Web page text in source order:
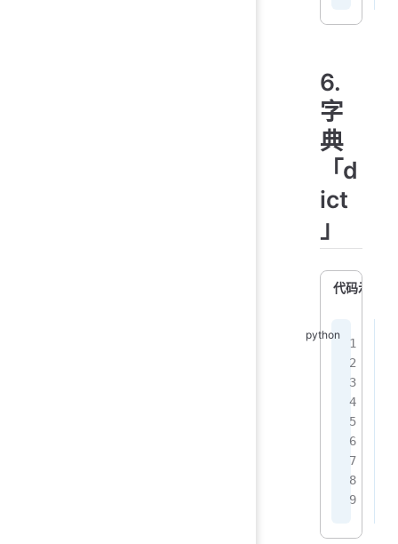
6.
字
典
「d
ict
」
代码示例